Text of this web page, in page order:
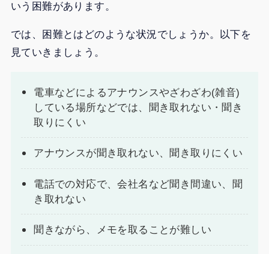
いう困難があります。
では、困難とはどのような状況でしょうか。以下を
見ていきましょう。
電車などによるアナウンスやざわざわ(雑音)
している場所などでは、聞き取れない・聞き
取りにくい
アナウンスが聞き取れない、聞き取りにくい
電話での対応で、会社名など聞き間違い、聞
き取れない
聞きながら、メモを取ることが難しい